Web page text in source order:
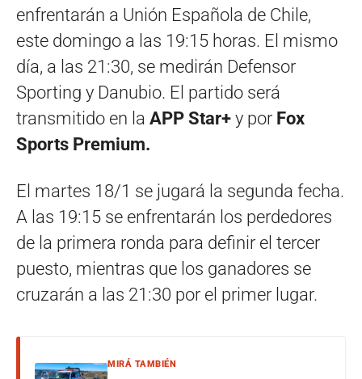
enfrentarán a Unión Española de Chile,
este domingo a las 19:15 horas. El mismo
día, a las 21:30, se medirán Defensor
Sporting y Danubio. El partido será
transmitido en la APP Star+ y por Fox
Sports Premium.
El martes 18/1 se jugará la segunda fecha.
A las 19:15 se enfrentarán los perdedores
de la primera ronda para definir el tercer
puesto, mientras que los ganadores se
cruzarán a las 21:30 por el primer lugar.
MIRÁ TAMBIÉN